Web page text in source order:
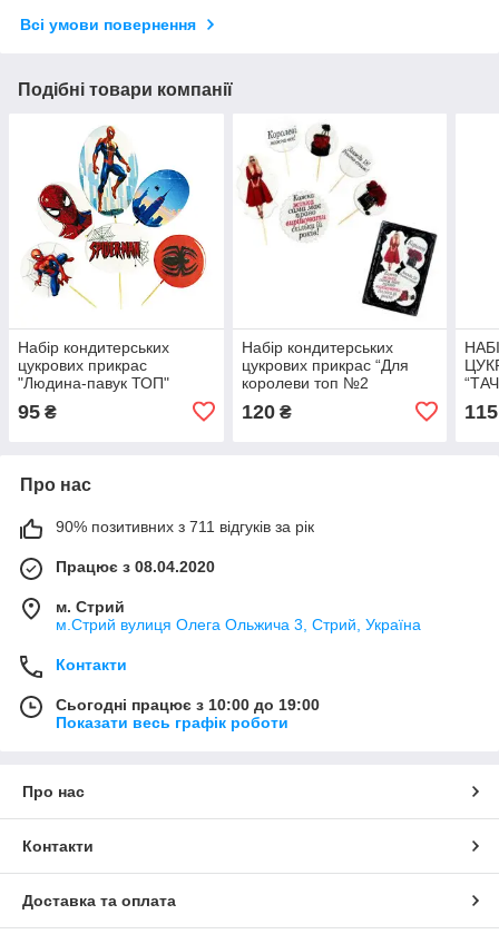
Всі умови повернення
Подібні товари компанії
Набір кондитерських
цукрових прикрас
"Людина-павук ТОП"
95 ₴
Набір кондитерських
цукрових прикрас “Для
королеви топ №2
120₴
Про нас
90% позитивних з 711 відгуків за рік
Працює з 08.04.2020
м. Стрий
м.Стрий вулиця Олега Ольжича 3, Стрий, Україна
Контакти
Сьогодні працює з 10:00 до 19:00
Показати весь графік роботи
Про нас
Контакти
Доставка та оплата